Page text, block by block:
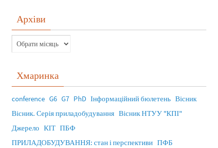
Архіви
Хмаринка
conference G6 G7 PhD Інформаційний бюлетень Вісник
Вісник. Серія приладобудування Вісник НТУУ "КПІ"
Джерело КІТ ПБФ
ПРИЛАДОБУДУВАННЯ: стан і перспективи ПФБ